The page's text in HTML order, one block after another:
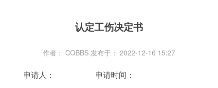
认定工伤决定书
作者： COBBS 发布于： 2022-12-16 15:27
申请人：________ 申请时间：________